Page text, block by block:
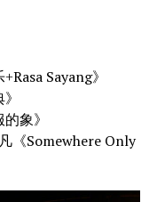
Sayang》
象》
《Somewhere Only